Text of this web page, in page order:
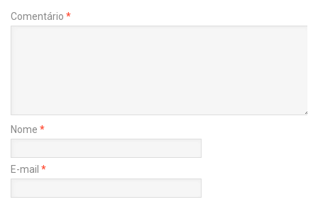
Comentário *
Nome *
E-mail *